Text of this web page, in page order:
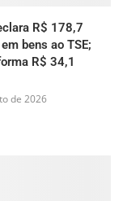
R$ 178,7
bens ao TSE;
R$ 34,1
de 2026